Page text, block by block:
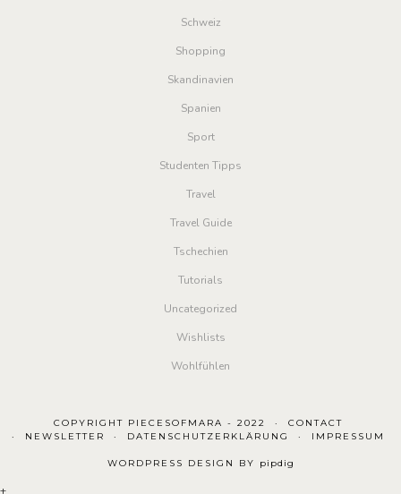
Schweiz
Shopping
Skandinavien
Spanien
Sport
Studenten Tipps
Travel
Travel Guide
Tschechien
Tutorials
Uncategorized
Wishlists
Wohlfühlen
COPYRIGHT PIECESOFMARA - 2022
CONTACT
NEWSLETTER
DATENSCHUTZERKLÄRUNG IMPRESSUM
WORDPRESS DESIGN BY pipdig
+